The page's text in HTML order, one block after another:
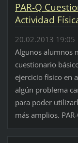
PAR-Q
Actividad
20.02.2013 19:05
Algunos alumnos
cuestionario
ejercicio físico en
algún problema
para poder
más amplios.